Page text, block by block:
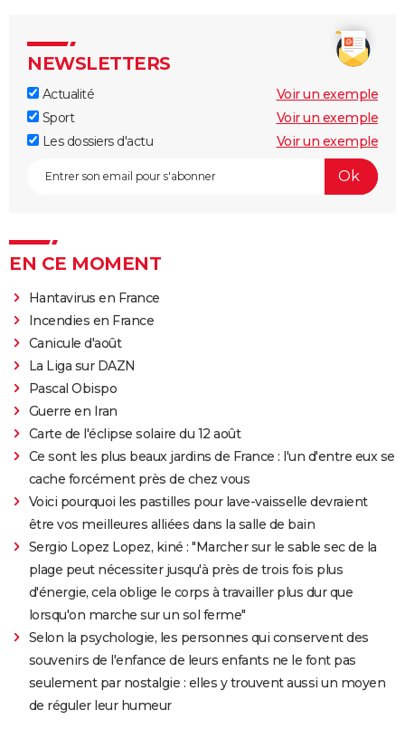
NEWSLETTERS
Actualité
Voir un exemple
Sport
Voir un exemple
Les dossiers d'actu
Voir un exemple
EN CE MOMENT
Hantavirus en France
Incendies en France
Canicule d'août
La Liga sur DAZN
Pascal Obispo
Guerre en Iran
Carte de l'éclipse solaire du 12 août
Ce sont les plus beaux jardins de France : l'un d'entre eux se
cache forcément près de chez vous
Voici pourquoi les pastilles pour lave-vaisselle devraient
être vos meilleures alliées dans la salle de bain
Sergio Lopez Lopez, kiné : "Marcher sur le sable sec de la
plage peut nécessiter jusqu'à près de trois fois plus
d'énergie, cela oblige le corps à travailler plus dur que
lorsqu'on marche sur un sol ferme"
Selon la psychologie, les personnes qui conservent des
souvenirs de l'enfance de leurs enfants ne le font pas
seulement par nostalgie : elles y trouvent aussi un moyen
de réguler leur humeur